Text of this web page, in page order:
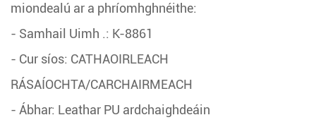
miondealú ar a phríomhghnéithe:
- Samhail Uimh .: K-8861
- Cur síos: CATHAOIRLEACH
RÁSAÍOCHTA/CARCHAIRMEACH
- Ábhar: Leathar PU ardchaighdeáin